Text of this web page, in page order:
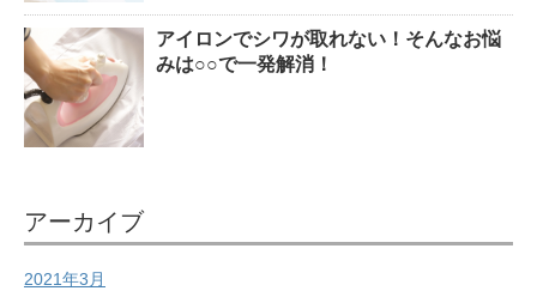
アイロンでシワが取れない！そんなお悩
みは○○で一発解消！
アーカイブ
2021年3月